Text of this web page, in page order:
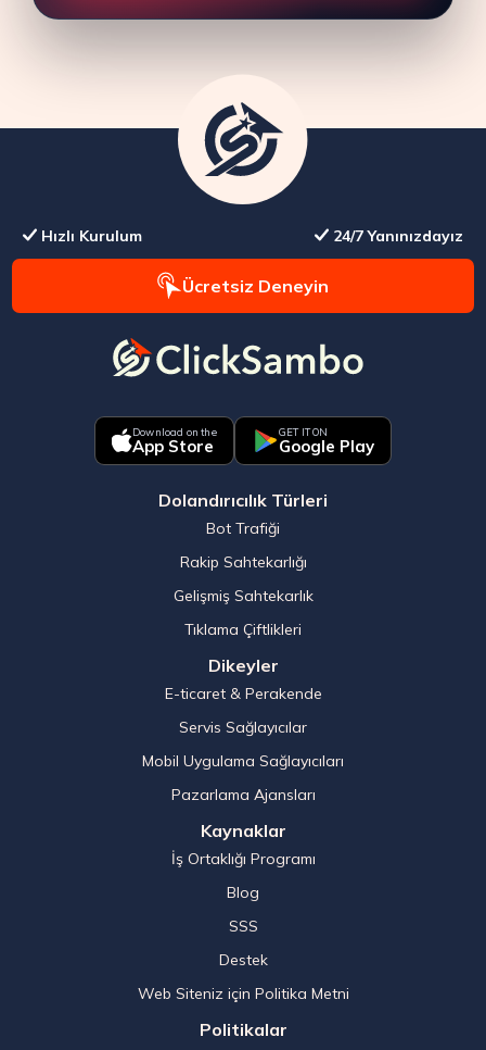
Hızlı Kurulum 24/7 Yanınızdayız
Ücretsiz Deneyin
Download on the
App Store
GET IT ON
Google Play
Dolandırıcılık Türleri
Bot Trafiği
Rakip Sahtekarlığı
Gelişmiş Sahtekarlık
Tıklama Çiftlikleri
Dikeyler
E-ticaret & Perakende
Servis Sağlayıcılar
Mobil Uygulama Sağlayıcıları
Pazarlama Ajansları
Kaynaklar
İş Ortaklığı Programı
Blog
SSS
Destek
Web Siteniz için Politika Metni
Politikalar